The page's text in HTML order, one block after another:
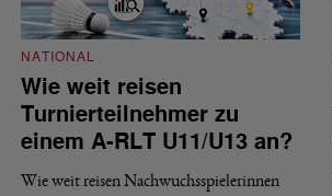
NATIONAL
Wie weit reisen
Turnierteilnehmer zu
einem A-RLT U11/U13 an?
Wie weit reisen Nachwuchsspielerinnen